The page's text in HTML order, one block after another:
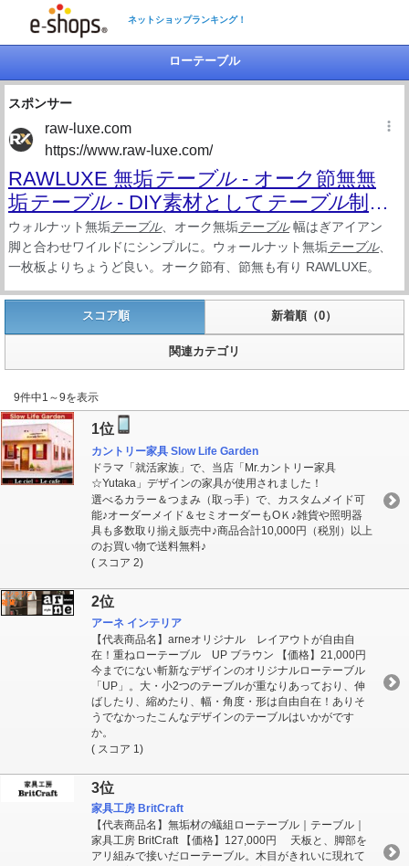
ネットショップランキング！
ローテーブル
スコア順 新着順（0）
関連カテゴリ
9件中1～9を表示
1位
カントリー家具 Slow Life Garden
ドラマ「就活家族」で、当店「Mr.カントリー家具
☆Yutaka」デザインの家具が使用されました！
選べるカラー＆つまみ（取っ手）で、カスタムメイド可
能♪オーダーメイド＆セミオーダーもOＫ♪雑貨や照明器
具も多数取り揃え販売中♪商品合計10,000円（税別）以上
のお買い物で送料無料♪
( スコア 2)
2位
アーネ インテリア
【代表商品名】arneオリジナル レイアウトが自由自
在！重ねローテーブル UP ブラウン 【価格】21,000円
今までにない斬新なデザインのオリジナルローテーブル
「UP」。大・小2つのテーブルが重なりあっており、伸
ばしたり、縮めたり、幅・角度・形は自由自在！ありそ
うでなかったこんなデザインのテーブルはいかがです
か。
( スコア 1)
3位
家具工房 BritCraft
【代表商品名】無垢材の蟻組ローテーブル｜テーブル｜
家具工房 BritCraft 【価格】127,000円 天板と、脚部を
アリ組みで接いだローテーブル。木目がきれいに現れて